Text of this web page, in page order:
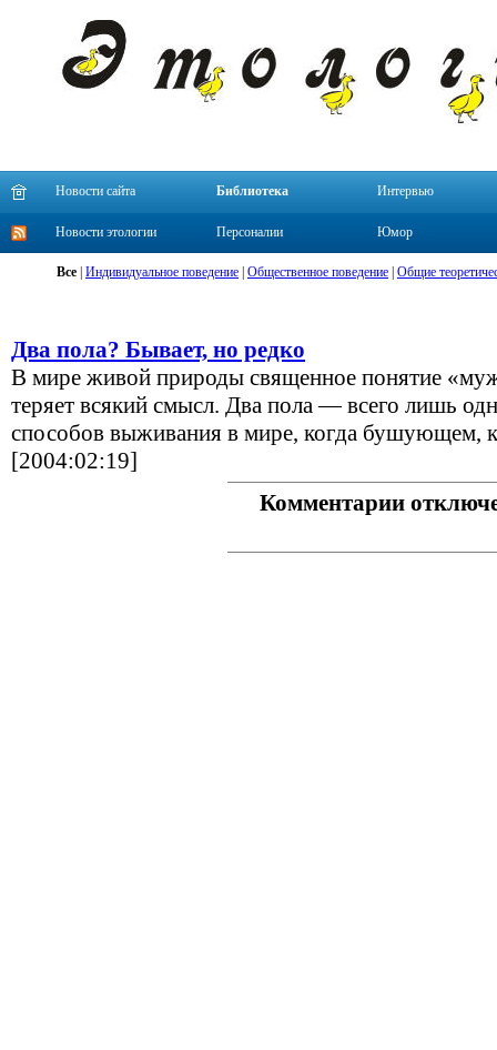
Новости сайта Библиотека Интервью
Новости этологии Персоналии Юмор
Все Индивидуальное поведение Общественное поведение Общие
Два пола? Бывает, но редко
В мире живой природы священное понятие
теряет всякий смысл. Два пола — всего лишь
способов выживания в мире, когда бушующем,
[2004:02:19]
Комментарии